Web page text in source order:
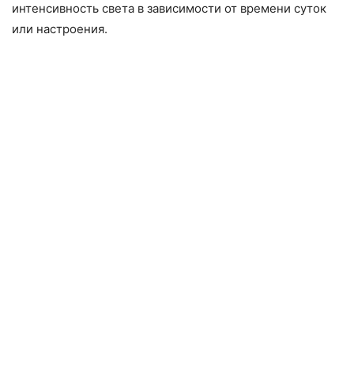
интенсивность света в зависимости от времени суток
или настроения.